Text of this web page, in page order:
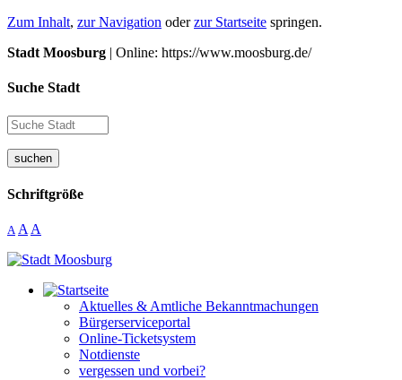
Zum Inhalt, zur Navigation oderzur Startseite springen.
Stadt Moosburg | Online: https://www.moosburg.de/
Suche Stadt
suchen
Schriftgröße
A A A
Aktuelles & Amtliche Bekanntmachungen
Bürgerserviceportal
Online-Ticketsystem
Notdienste
vergessen und vorbei?